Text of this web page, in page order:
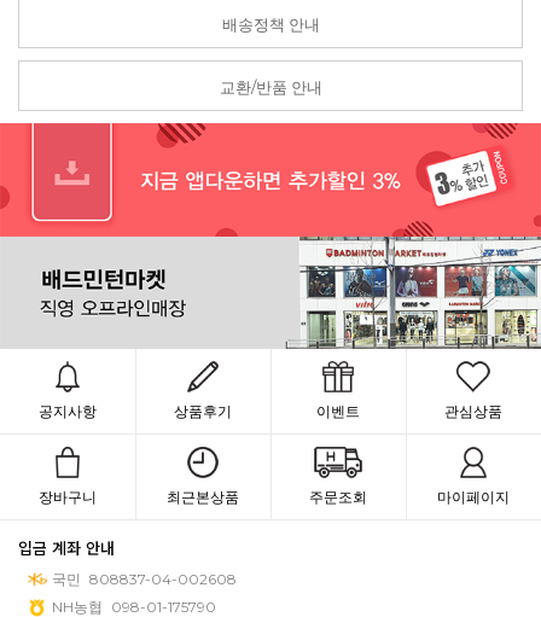
배송정책 안내
교환/반품 안내
공지사항 상품후기 이벤트 관심상품
장바구니 최근본상품 주문조회 마이페이지
입금 계좌 안내
국민 808837-04-002608
NH농협
098-01-175790